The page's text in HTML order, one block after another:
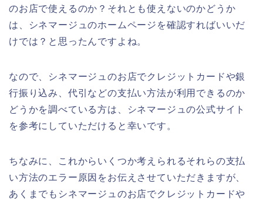
のお店で使えるのか？それとも使えないのかどうか
は、シネマージュのホームページを確認すればいいだ
けでは？と思ったんですよね。
なので、シネマージュのお店でクレジットカードや銀
行振り込み、代引などの支払い方法が利用できるのか
どうかを調べている方は、シネマージュの公式サイト
を参考にしていただけると幸いです。
ちなみに、これからいくつか考えられるそれらの支払
い方法のエラー原因をお伝えさせていただきますが、
あくまでもシネマージュのお店でクレジットカードや